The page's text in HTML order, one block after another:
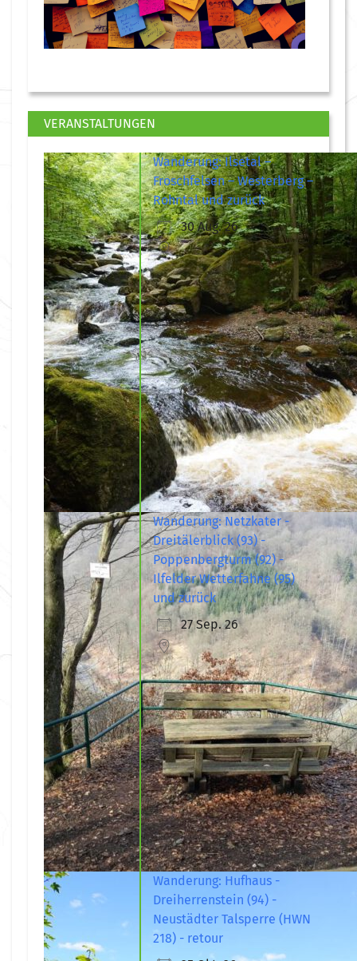
VERANSTALTUNGEN
Wanderung: Ilsetal –
Froschfelsen – Westerberg –
Rohntal und zurück
30 Aug. 26
Wanderung: Netzkater -
Dreitälerblick (93) -
Poppenbergturm (92) -
Ilfelder Wetterfahne (95)
und zurück
27 Sep. 26
Wanderung: Hufhaus -
Dreiherrenstein (94) -
Neustädter Talsperre (HWN
218) - retour